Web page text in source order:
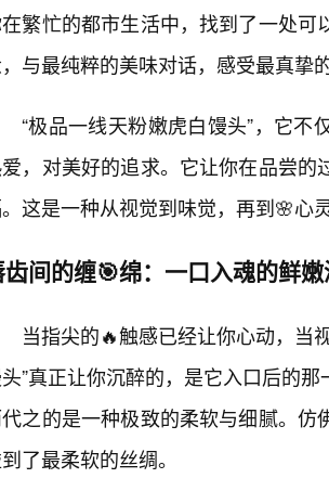
繁忙的都市生活中，找到了一处
与最纯粹的美味对话，感受最真挚
“极品一线天粉嫩虎白馒头”，它
，对美好的追求。它让你在品尝
这是一种从视觉到味觉，再到🌸心
齿间的缠🎯绵：一口入魂的鲜
当指尖的🔥触感已经让你心动，当
”真正让你沉醉的，是它入口后的
之的是一种极致的柔软与细腻。
了最柔软的丝绸。